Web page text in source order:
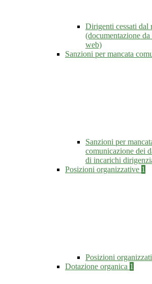
Dirigenti cessati dal
(documentazione
web)
Sanzioni per mancata
Sanzioni per
comunicazione dei
di incarichi
Posizioni organizzative 1
Posizioni
Dotazione organica 1